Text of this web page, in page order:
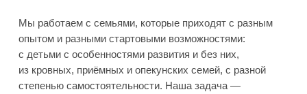
Мы работаем с семьями, которые приходят с разным
опытом и разными стартовыми возможностями:
с детьми с особенностями развития и без них,
из кровных, приёмных и опекунских семей, с разной
степенью самостоятельности. Наша задача —